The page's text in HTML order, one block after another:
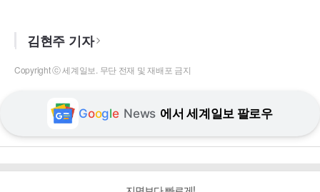
김현주 기자
Copyright ⓒ 세계일보. 무단 전재 및 재배포 금지
Google News 에서 세계일보 팔로우